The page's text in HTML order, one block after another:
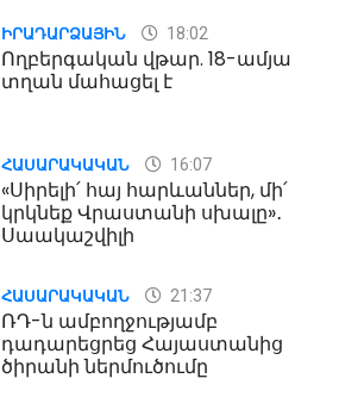
ԻՐԱԴԱՐՁԱՅԻՆ 18:02
Ողբերգական վթար. 18-ամյա
տղան մահացել է
ՀԱՍԱՐԱԿԱԿԱՆ 16:07
«Սիրելի՛ հայ հարևաններ, մի՛
կրկնեք Վրաստանի սխալը»․
Սաակաշվիլի
ՀԱՍԱՐԱԿԱԿԱՆ 21:37
ՌԴ-ն ամբողջությամբ
դադարեցրեց Հայաստանից
ծիրանի ներմուծումը